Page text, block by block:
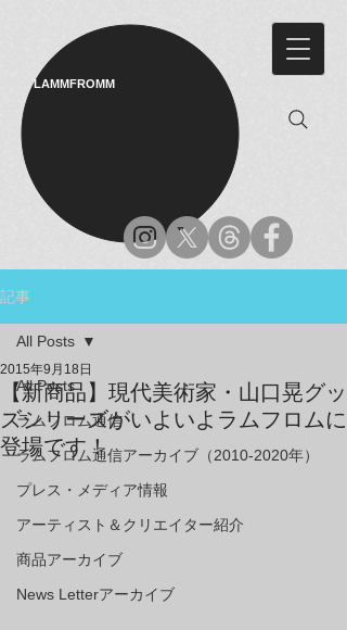
LAMMFROMM​
記事
All Posts
ラムフロム通信
ラムフロム通信アーカイブ（2010-2020年）
プレス・メディア情報
アーティスト＆クリエイター紹介
商品アーカイブ
News Letterアーカイブ
All Posts
【新商品】現代美術家・山口晃グッ
ズシリーズがいよいよラムフロムに
登場です！
2015年9月18日